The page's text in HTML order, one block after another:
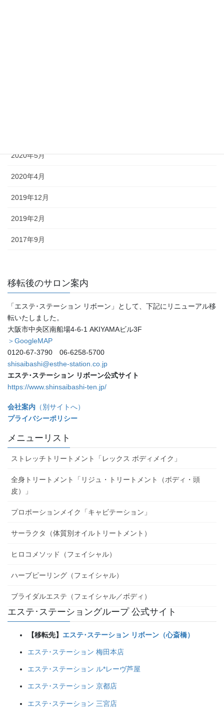
2020年5月
2020年4月
2019年12月
2019年2月
2017年9月
移転後のサロン案内
「エステ･ステーション リボーン」として、下記にリニューアル移
転いたしました。
大阪市中央区南船場4-6-1 AKIYAMAビル3F
＞GoogleMAP
0120-67-3790 06-6258-5700
shisaibashi@esthe-station.co.jp
エステ･ステーション リボーン公式サイト
https://www.shinsaibashi-ten.jp/
会社案内 （別サイトへ）
プライバシーポリシー
メニューリスト
ストレッチトリートメント「レックス ボディメイク」
全身トリートメント「リジュ・トリートメント（ボディ・頭
皮）」
プロポーションメイク「キャビテーション」
サーラクタ（体質別オイルトリートメント）
ヒロコメソッド（フェイシャル）
ハーブピーリング（フェイシャル）
ブライダルエステ（フェイシャル／ボディ）
エステ･ステーショングループ 公式サイト
【移転先】 エステ･ステーション リボーン（心斎橋）
エステ･ステーション 梅田本店
エステ･ステーション ル*レーヴ芦屋
エステ･ステーション 京都店
エステ･ステーション 三宮店